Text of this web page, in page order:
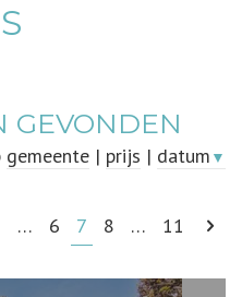
GEVONDEN
gemeente | prijs | datum ▼
… 6 7 8 … 11